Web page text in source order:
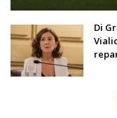
Di